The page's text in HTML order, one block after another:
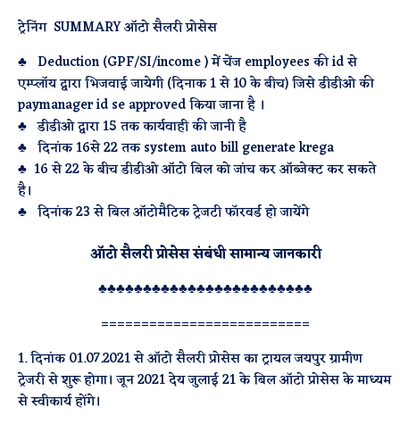
ट्रेनिंग SUMMARY ऑटो सैलरी प्रोसेस
♣ Deduction (GPF/SI/income ) में चेंज employees की id से
एम्प्लॉय द्वारा भिजवाई जायेगी (दिनाक 1 से 10 के बीच) जिसे डीडीओ की
paymanager id se approved किया जाना है ।
♣ डीडीओ द्वारा 15 तक कार्यवाही की जानी है
♣ दिनांक 16से 22 तक system auto bill generate krega
♣ 16 से 22 के बीच डीडीओ ऑटो बिल को जांच कर ऑब्जेक्ट कर सकते
है।
♣ दिनांक 23 से बिल ऑटोमैटिक ट्रेजटी फॉरवर्ड हो जायेंगे
ऑटो सैलरी प्रोसेस संबंधी सामान्य जानकारी
♣♣♣♣♣♣♣♣♣♣♣♣♣♣♣♣♣♣♣♣♣♣♣♣
==========================
1. दिनांक 01.07.2021 से ऑटो सैलरी प्रोसेस का ट्रायल जयपुर ग्रामीण
ट्रेजरी से शुरू होगा। जून 2021 देय जुलाई 21 के बिल ऑटो प्रोसेस के माध्यम
से स्वीकार्य होंगे।